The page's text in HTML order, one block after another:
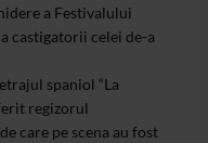
a Festivalului
castigatorii celei de-a
spaniol “La
regizorul
care pe scena au fost